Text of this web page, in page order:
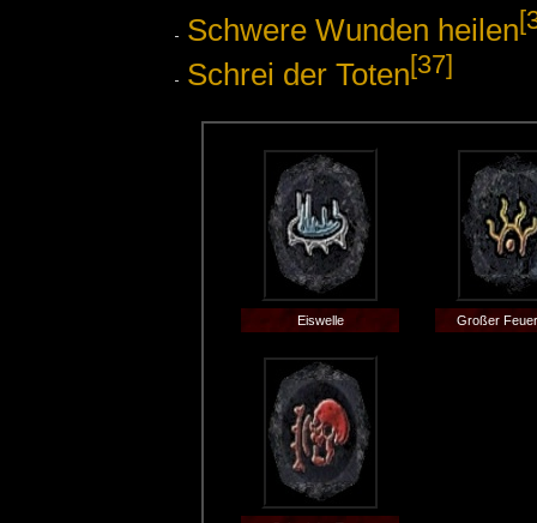
Schwere Wunden heilen
Schrei der Toten[37]
Eiswelle Großer